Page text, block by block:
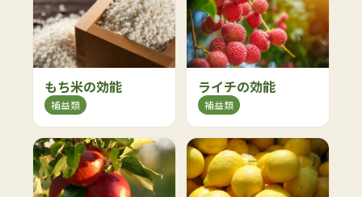
もち米の効能
補益類
ライチの効能
補益類